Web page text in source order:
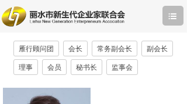
雁行顾问团 会长 常务副会长 副会长
理事 会员 秘书长 监事会